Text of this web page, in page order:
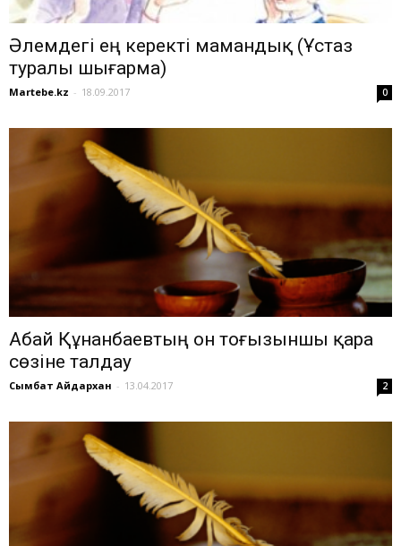
Әлемдегі ең керекті мамандық (Ұстаз
туралы шығарма)
Martebe.kz - 18.09.2017 0
Абай Құнанбаевтың он тоғызыншы қара
сөзіне талдау
Сымбат Айдархан - 13.04.2017 2